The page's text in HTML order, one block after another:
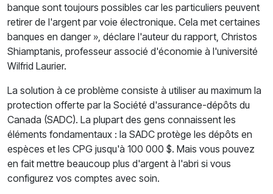
banque sont toujours possibles car les particuliers peuvent
retirer de l'argent par voie électronique. Cela met certaines
banques en danger », déclare l'auteur du rapport, Christos
Shiamptanis, professeur associé d'économie à l'université
Wilfrid Laurier.
La solution à ce problème consiste à utiliser au maximum la
protection offerte par la Société d'assurance-dépôts du
Canada (SADC). La plupart des gens connaissent les
éléments fondamentaux : la SADC protège les dépôts en
espèces et les CPG jusqu'à 100 000 $. Mais vous pouvez
en fait mettre beaucoup plus d'argent à l'abri si vous
configurez vos comptes avec soin.